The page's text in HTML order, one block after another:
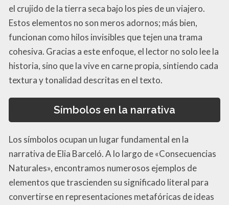
el crujido de la tierra seca bajo los pies de un viajero.
Estos elementos no son meros adornos; más bien,
funcionan como hilos invisibles que tejen una trama
cohesiva. Gracias a este enfoque, el lector no solo lee la
historia, sino que la vive en carne propia, sintiendo cada
textura y tonalidad descritas en el texto.
Símbolos en la narrativa
Los símbolos ocupan un lugar fundamental en la
narrativa de Elia Barceló. A lo largo de «Consecuencias
Naturales», encontramos numerosos ejemplos de
elementos que trascienden su significado literal para
convertirse en representaciones metafóricas de ideas